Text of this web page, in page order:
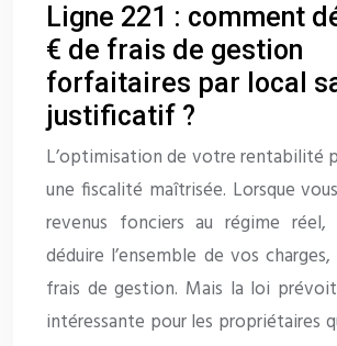
Ligne 221 : comment
€ de frais de gestion
forfaitaires par local
justificatif ?
L’optimisation de votre rentabilité
une fiscalité maîtrisée. Lorsque
revenus fonciers au régime réel,
déduire l’ensemble de vos
frais de gestion. Mais la loi
intéressante pour les propriétaires